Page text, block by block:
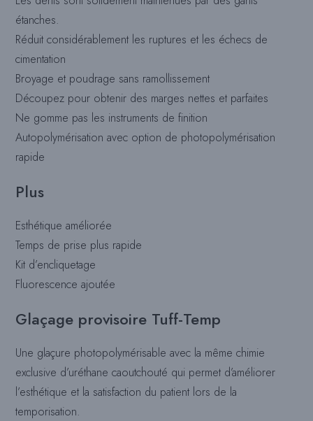
étanches.
Réduit considérablement les ruptures et les échecs de
cimentation
Broyage et poudrage sans ramollissement
Découpez pour obtenir des marges nettes et parfaites
Ne gomme pas les instruments de finition
Autopolymérisation avec option de photopolymérisation
rapide
Plus
Esthétique améliorée
Temps de prise plus rapide
Kit d’encliquetage
Fluorescence ajoutée
Glaçage provisoire Tuff-Temp
Une glaçure photopolymérisable avec la même chimie
exclusive d’uréthane caoutchouté qui permet d’améliorer
l’esthétique et la satisfaction du patient lors de la
temporisation.